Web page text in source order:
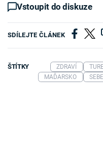
Vstoupit do diskuze
SDÍLEJTE ČLÁNEK
ŠTÍTKY ZDRAVÍ
MAĎARSKO